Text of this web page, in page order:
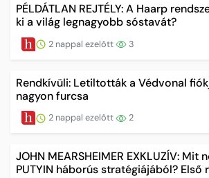
PÉLDÁTLAN REJTÉLY: A Haarp
ki a világ legnagyobb sóstavát?
2 nappal ezelőtt 3
Rendkívüli: Letiltották a Védvonal
nagyon furcsa
2 nappal ezelőtt 2
JOHN MEARSHEIMER EXKLUZÍV: Mit
PUTYIN háborús stratégiájából? Első